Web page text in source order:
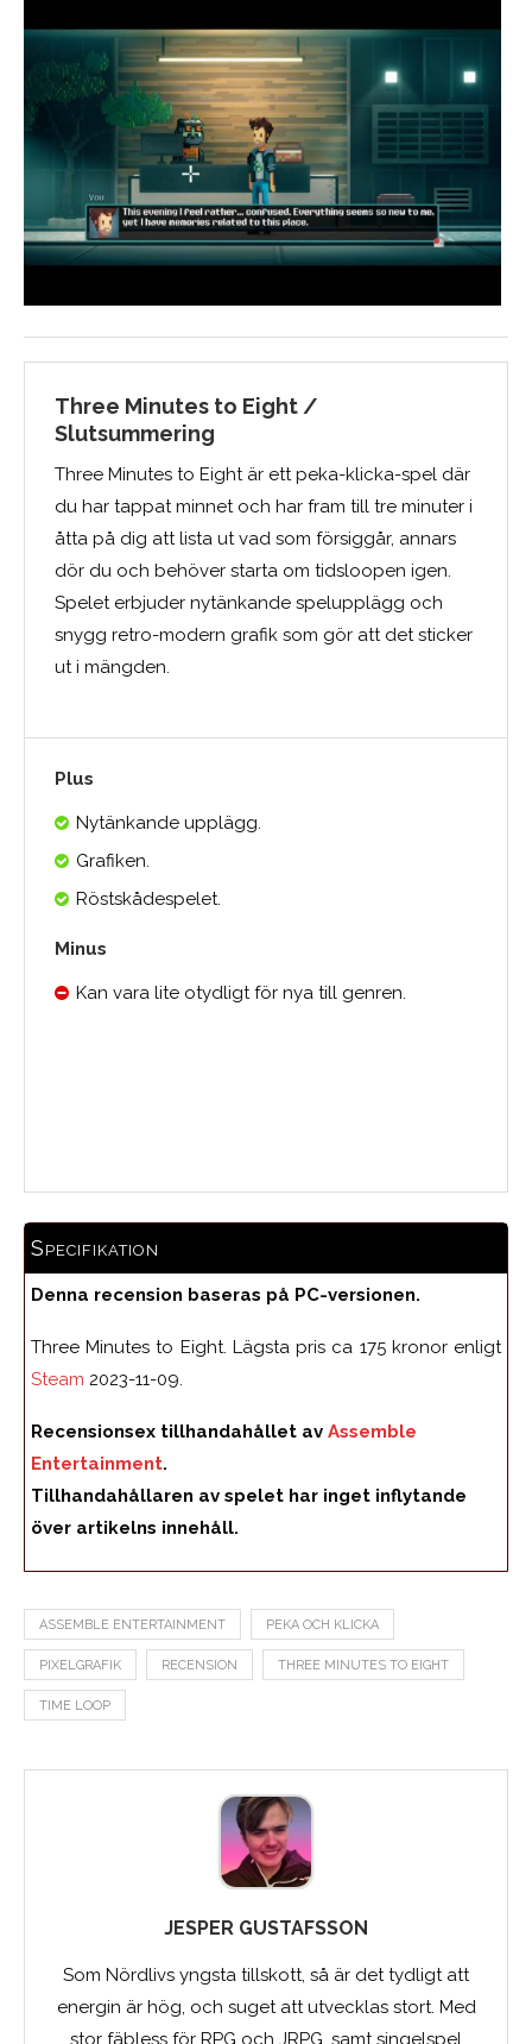
Three Minutes to Eight /
Slutsummering
Three Minutes to Eight är ett peka-klicka-spel där
du har tappat minnet och har fram till tre minuter i
åtta på dig att lista ut vad som försiggår, annars
dör du och behöver starta om tidsloopen igen.
Spelet erbjuder nytänkande spelupplägg och
snygg retro-modern grafik som gör att det sticker
ut i mängden.
Plus
Nytänkande upplägg.
Grafiken.
Röstskådespelet.
Minus
Kan vara lite otydligt för nya till genren.
Specifikation
Denna recension baseras på PC-versionen.
Three Minutes to Eight. Lägsta pris ca 175 kronor enligt
Steam 2023-11-09.
Recensionsex tillhandahållet av Assemble
Entertainment.
Tillhandahållaren av spelet har inget inflytande
över artikelns innehåll.
ASSEMBLE ENTERTAINMENT PEKA OCH KLICKA
PIXELGRAFIK RECENSION THREE MINUTES TO EIGHT
TIME LOOP
JESPER GUSTAFSSON
Som Nördlivs yngsta tillskott, så är det tydligt att
energin är hög, och suget att utvecklas stort. Med
stor fäbless för RPG och JRPG, samt singelspel